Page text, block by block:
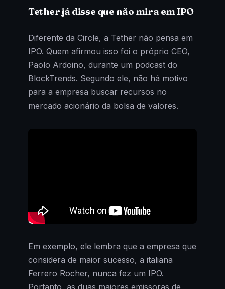
Tether já disse que não mira em IPO
Diferente da Circle, a Tether não pensa em
IPO. Quem afirmou isso foi o próprio CEO,
Paolo Ardoino, durante um podcast do
BlockTrends. Segundo ele, não há motivo
para a empresa buscar recursos no
mercado acionário da bolsa de valores.
Em exemplo, ele lembra que a empresa que
considera de maior sucesso, a italiana
Ferrero Rocher, nunca fez um IPO.